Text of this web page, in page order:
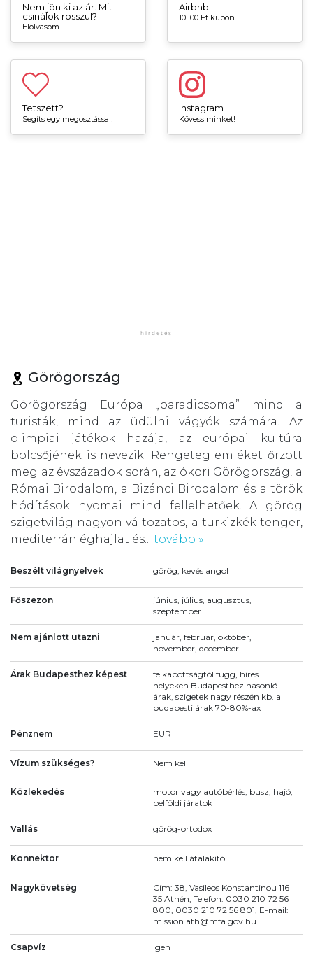
Nem jön ki az ár. Mit
csinálok rosszul?
Elolvasom
Airbnb
10.100 Ft kupon
Tetszett?
Segíts egy megosztással!
Instagram
Kövess minket!
Görögország
Görögország Európa „paradicsoma” mind a
turisták, mind az üdülni vágyók számára. Az
olimpiai játékok hazája, az európai kultúra
bölcsőjének is nevezik. Rengeteg emléket őrzött
meg az évszázadok során, az ókori Görögország, a
Római Birodalom, a Bizánci Birodalom és a török
hódítások nyomai mind fellelhetőek. A görög
szigetvilág nagyon változatos, a türkizkék tenger,
mediterrán éghajlat és... tovább »
Beszélt világnyelvek görög, kevés angol
Főszezon
június, július, augusztus,
szeptember
Nem ajánlott utazni
január, február, október,
november, december
Árak Budapesthez képest
felkapottságtól függ, híres
helyeken Budapesthez hasonló
árak, szigetek nagy részén kb. a
budapesti árak 70-80%-ax
Pénznem EUR
Vízum szükséges? Nem kell
Közlekedés
motor vagy autóbérlés, busz, hajó,
belföldi járatok
Vallás görög-ortodox
Konnektor nem kell átalakító
Nagykövetség
Cím: 38, Vasileos Konstantinou 116
35 Athén, Telefon: 0030 210 72 56
800, 0030 210 72 56 801, E-mail:
mission.ath@mfa.gov.hu
Csapvíz Igen